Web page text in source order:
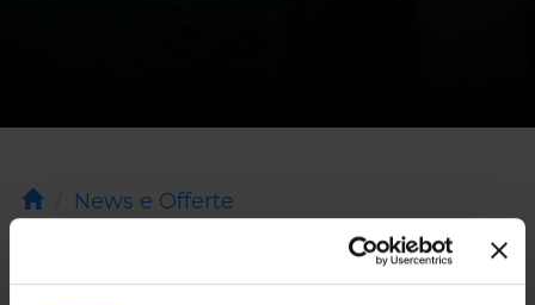
HomeNews e Offerte